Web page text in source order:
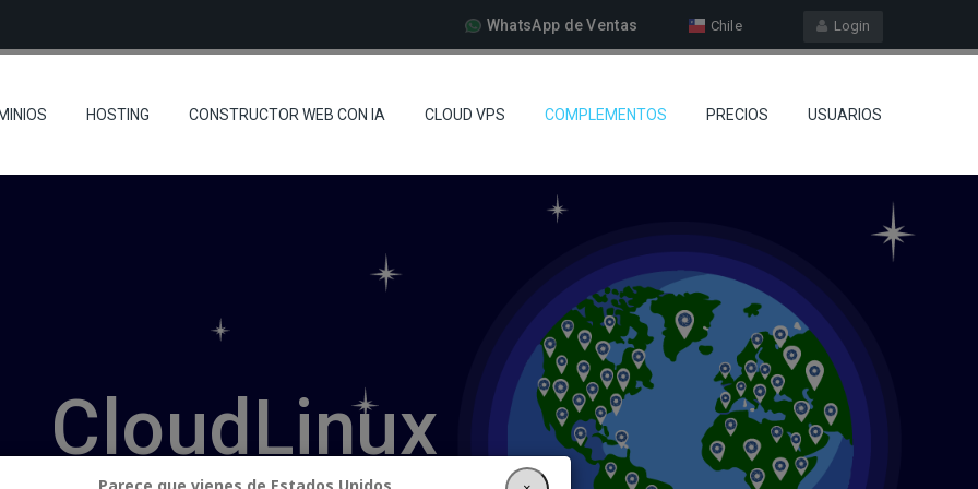
Login
WhatsApp de Ventas Chile
HOSTING CONSTRUCTOR WEB CON IA CLOUD VPS COMPLEMENTOS PRECIOS USUARIOS
CloudLinux